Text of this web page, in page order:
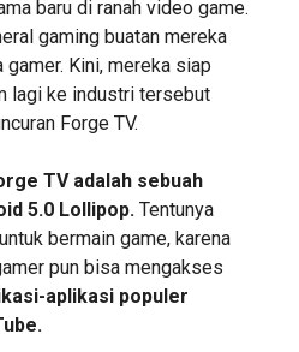
baru di ranah video game.
gaming buatan mereka
Kini, mereka siap
lagi ke industri tersebut
Forge TV.
TV adalah sebuah
5.0 Lollipop.Tentunya
bermain game, karena
pun bisa mengakses
aplikasi populer